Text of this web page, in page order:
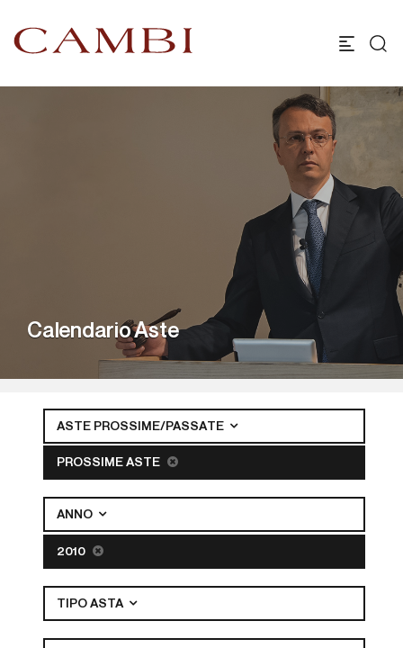
Calendario Aste
ASTE PROSSIME/PASSATE
PROSSIME ASTE
ANNO
2010
TIPO ASTA